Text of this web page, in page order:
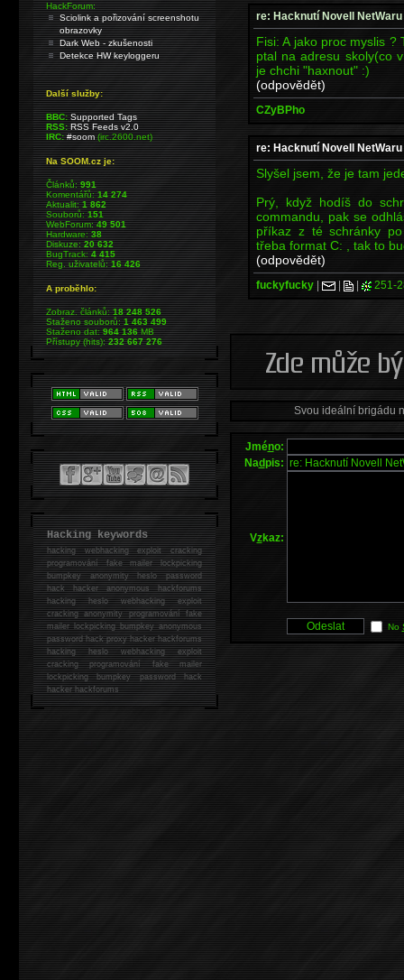
re: Hacknutí Novell
Fisi: A jako proc myslis
ptal na adresu skoly(co
je chchi "haxnout" :)
(odpovědět)
CZyBPho
re: Hacknutí Novell
Slyšel jsem, že je tam
Prý, když hodíš do
commandu, pak se
příkaz z té schránky
třeba format C: , tak to
(odpovědět)
fuckyfucky | | | 251-
Svou ideální brigádu
Jméno:
Nadpis:
Vzkaz:
No
HackForum:
Sciolink a pořizování screenshotu
obrazovky
Dark Web - zkušenosti
Detekce HW keyloggeru
Další služby:
BBC: Supported Tags
RSS: RSS Feeds v2.0
IRC: #soom(irc.2600.net)
Na SOOM.cz je:
Článků:991
Komentářů:14 274
Aktualit:1 862
Souborů:151
WebForum:49 501
Hardware:38
Diskuze:20 632
BugTrack:4 415
Reg. uživatelů:16 426
A proběhlo:
Zobraz. článků:18 248 526
Staženo souborů:1 463 499
Staženo dat:964 136MB
Přístupy (hits):232 667 276
Hacking keywords
hackingwebhacking exploit cracking
programování fake mailer lockpicking
bumpkey anonymity heslo password
hackhacker anonymous hackforums
hackingheslo webhacking exploit
cracking anonymity programování fake
mailer lockpicking bumpkey anonymous
password hack proxy hacker hackforums
hacking heslo webhacking exploit
cracking programování fake mailer
lockpicking bumpkey password hack
hackerhackforums